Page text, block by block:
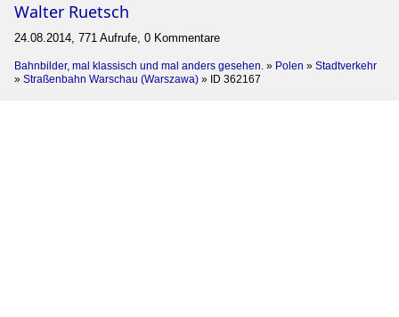
Walter Ruetsch
24.08.2014, 771 Aufrufe, 0 Kommentare
Bahnbilder, mal klassisch und mal anders gesehen. » Polen » Stadtverkehr
» Straßenbahn Warschau (Warszawa) » ID 362167